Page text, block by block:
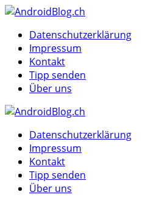
Menu
MenuDatenschutzerklärung
Impressum
Kontakt
Tipp senden
Über uns
Datenschutzerklärung
Impressum
Kontakt
Tipp senden
Über uns